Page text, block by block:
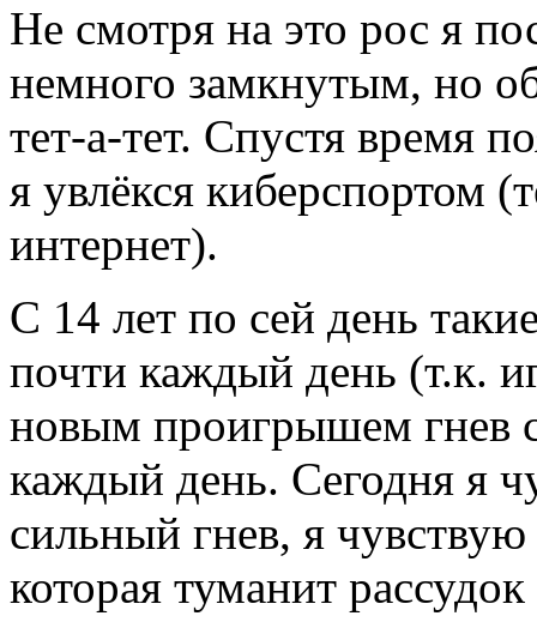
Не смотря на это рос я
немного замкнутым, но
тет-а-тет. Спустя время
я увлёкся киберспортом
интернет).
С 14 лет по сей день
почти каждый день (т.к.
новым проигрышем гнев
каждый день. Сегодня я
сильный гнев, я
которая туманит